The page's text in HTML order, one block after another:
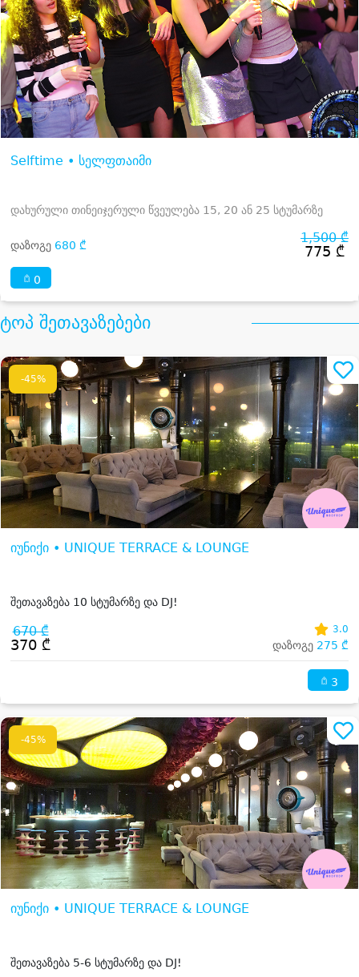
Selftime • სელფთაიმი
დახურული თინეიჯერული წვეულება 15, 20 ან 25 სტუმარზე
დაზოგე 680 ₾ 1,500 ₾
775 ₾
0
ტოპ შეთავაზებები
-45%
იუნიქი • UNIQUE TERRACE & LOUNGE
შეთავაზება 10 სტუმარზე და DJ!
670 ₾
370 ₾
3.0
დაზოგე 275 ₾
3
-45%
იუნიქი • UNIQUE TERRACE & LOUNGE
შეთავაზება 5-6 სტუმარზე და DJ!